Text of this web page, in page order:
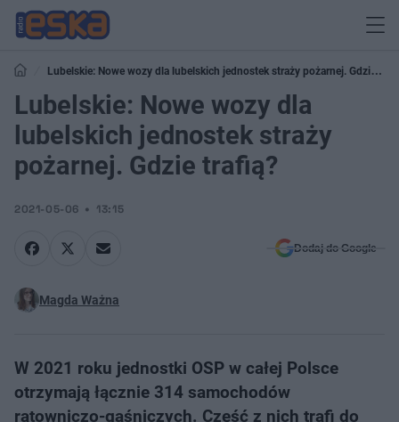
Lubelskie: Nowe wozy dla lubelskich jednostek straży pożarnej. Gdzie
trafią?
Lubelskie: Nowe wozy dla
lubelskich jednostek straży
pożarnej. Gdzie trafią?
2021-05-06 13:15
Dodaj do Google
Magda Ważna
W 2021 roku jednostki OSP w całej Polsce
otrzymają łącznie 314 samochodów
ratowniczo-gaśniczych. Część z nich trafi do